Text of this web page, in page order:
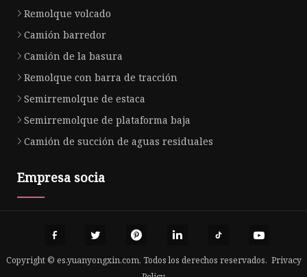
Remolque volcado
Camión barredor
Camión de la basura
Remolque con barra de tracción
Semirremolque de estaca
Semirremolque de plataforma baja
Camión de succión de aguas residuales
Empresa socia
Copyright © es.yuanyongxin.com, Todos los derechos reservados. Privacy